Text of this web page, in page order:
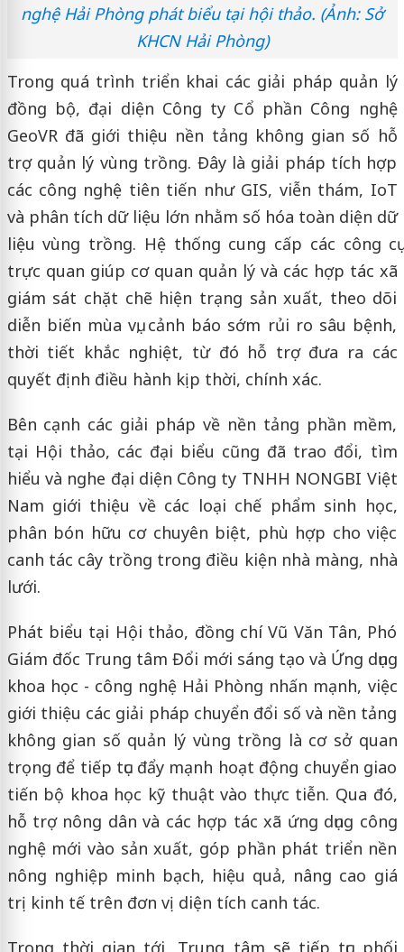
nghệ Hải Phòng phát biểu tại hội thảo. (Ảnh: Sở
KHCN Hải Phòng)
Trong quá trình triển khai các giải pháp quản lý
đồng bộ, đại diện Công ty Cổ phần Công nghệ
GeoVR đã giới thiệu nền tảng không gian số hỗ
trợ quản lý vùng trồng. Đây là giải pháp tích hợp
các công nghệ tiên tiến như GIS, viễn thám, IoT
và phân tích dữ liệu lớn nhằm số hóa toàn diện dữ
liệu vùng trồng. Hệ thống cung cấp các công cụ
trực quan giúp cơ quan quản lý và các hợp tác xã
giám sát chặt chẽ hiện trạng sản xuất, theo dõi
diễn biến mùa vụ, cảnh báo sớm rủi ro sâu bệnh,
thời tiết khắc nghiệt, từ đó hỗ trợ đưa ra các
quyết định điều hành kịp thời, chính xác.
Bên cạnh các giải pháp về nền tảng phần mềm,
tại Hội thảo, các đại biểu cũng đã trao đổi, tìm
hiểu và nghe đại diện Công ty TNHH NONGBI Việt
Nam giới thiệu về các loại chế phẩm sinh học,
phân bón hữu cơ chuyên biệt, phù hợp cho việc
canh tác cây trồng trong điều kiện nhà màng, nhà
lưới.
Phát biểu tại Hội thảo, đồng chí Vũ Văn Tân, Phó
Giám đốc Trung tâm Đổi mới sáng tạo và Ứng dụng
khoa học - công nghệ Hải Phòng nhấn mạnh, việc
giới thiệu các giải pháp chuyển đổi số và nền tảng
không gian số quản lý vùng trồng là cơ sở quan
trọng để tiếp tục đẩy mạnh hoạt động chuyển giao
tiến bộ khoa học kỹ thuật vào thực tiễn. Qua đó,
hỗ trợ nông dân và các hợp tác xã ứng dụng công
nghệ mới vào sản xuất, góp phần phát triển nền
nông nghiệp minh bạch, hiệu quả, nâng cao giá
trị kinh tế trên đơn vị diện tích canh tác.